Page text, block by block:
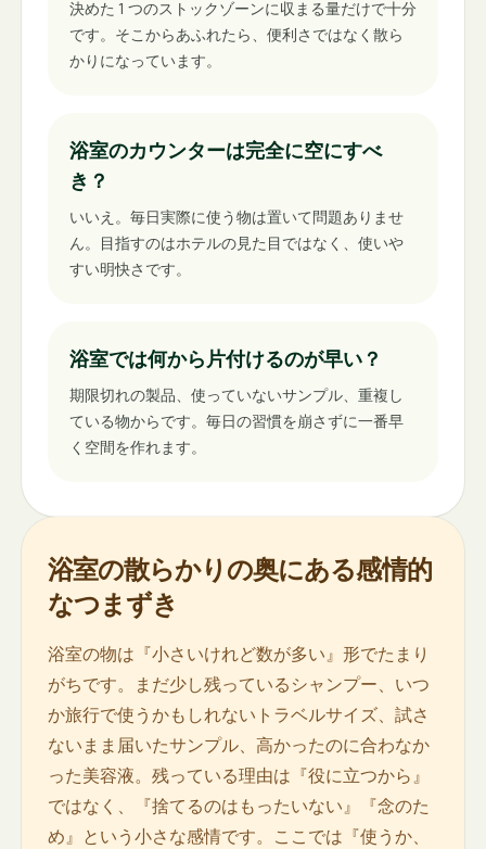
決めた 1 つのストックゾーンに収まる量だけで十分
です。そこからあふれたら、便利さではなく散ら
かりになっています。
浴室のカウンターは完全に空にすべ
き？
いいえ。毎日実際に使う物は置いて問題ありませ
ん。目指すのはホテルの見た目ではなく、使いや
すい明快さです。
浴室では何から片付けるのが早い？
期限切れの製品、使っていないサンプル、重複し
ている物からです。毎日の習慣を崩さずに一番早
く空間を作れます。
浴室の散らかりの奥にある感情的
なつまずき
浴室の物は『小さいけれど数が多い』形でたまり
がちです。まだ少し残っているシャンプー、いつ
か旅行で使うかもしれないトラベルサイズ、試さ
ないまま届いたサンプル、高かったのに合わなか
った美容液。残っている理由は『役に立つから』
ではなく、『捨てるのはもったいない』『念のた
め』という小さな感情です。ここでは『使うか、